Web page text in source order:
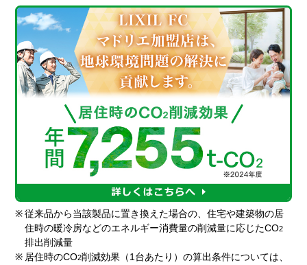
※ 従来品から当該製品に置き換えた場合の、住宅や建築物の居
住時の暖冷房などのエネルギー消費量の削減量に応じたCO2
排出削減量
※ 居住時のCO2削減効果（1台あたり）の算出条件については、